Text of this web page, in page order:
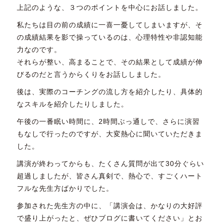
上記のような、３つのポイントを中心にお話しました。
私たちは目の前の成績に一喜一憂してしまいますが、そ
の成績結果を影で操っているのは、心理特性や非認知能
力なのです。
それらが整い、高まることで、その結果として成績が伸
びるのだと言うからくりをお話ししました。
後は、実際のコーチングの流し方を紹介したり、具体的
なスキルを紹介したりしました。
午後の一番眠い時間に、2時間ぶっ通しで、さらに演習
もなしで行ったのですが、大変熱心に聞いていただきま
した。
講演が終わってからも、たくさん質問が出て30分ぐらい
超過しましたが、皆さん真剣で、熱心で、すごくハート
フルな先生方ばかりでした。
参加された先生方の中に、「講演会は、かなりの大好評
で盛り上がったと、ぜひブログに書いてください」とお